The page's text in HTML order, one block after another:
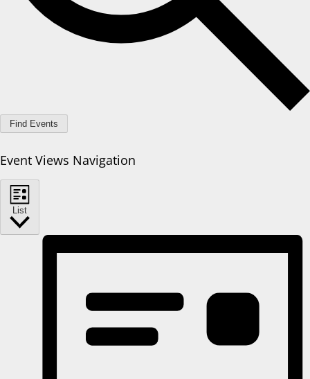
Find Events
Event Views Navigation
List